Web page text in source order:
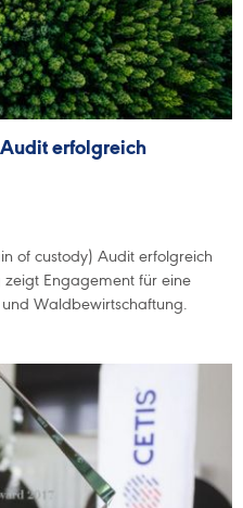
Audit erfolgreich
of custody) Audit erfolgreich
zeigt Engagement für eine
Waldbewirtschaftung.